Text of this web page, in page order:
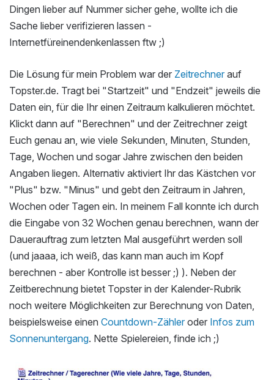
Dingen lieber auf Nummer sicher gehe, wollte ich die
Sache lieber verifizieren lassen -
Internetfüreinendenkenlassen ftw ;)
Die Lösung für mein Problem war der Zeitrechner auf
Topster.de. Tragt bei "Startzeit" und "Endzeit" jeweils die
Daten ein, für die Ihr einen Zeitraum kalkulieren möchtet.
Klickt dann auf "Berechnen" und der Zeitrechner zeigt
Euch genau an, wie viele Sekunden, Minuten, Stunden,
Tage, Wochen und sogar Jahre zwischen den beiden
Angaben liegen. Alternativ aktiviert Ihr das Kästchen vor
"Plus" bzw. "Minus" und gebt den Zeitraum in Jahren,
Wochen oder Tagen ein. In meinem Fall konnte ich durch
die Eingabe von 32 Wochen genau berechnen, wann der
Dauerauftrag zum letzten Mal ausgeführt werden soll
(und jaaaa, ich weiß, das kann man auch im Kopf
berechnen - aber Kontrolle ist besser ;) ). Neben der
Zeitberechnung bietet Topster in der Kalender-Rubrik
noch weitere Möglichkeiten zur Berechnung von Daten,
beispielsweise einen Countdown-Zähler oder Infos zum
Sonnenuntergang. Nette Spielereien, finde ich ;)